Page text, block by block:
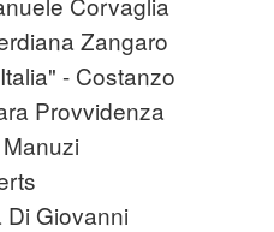
Zangaro
- Costanzo
Provvidenza
Di Giovanni